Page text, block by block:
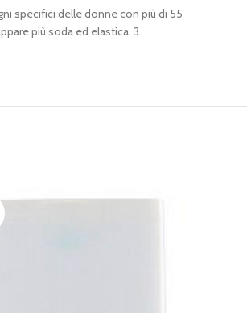
specifici delle donne con più di 55
più soda ed elastica. 3.